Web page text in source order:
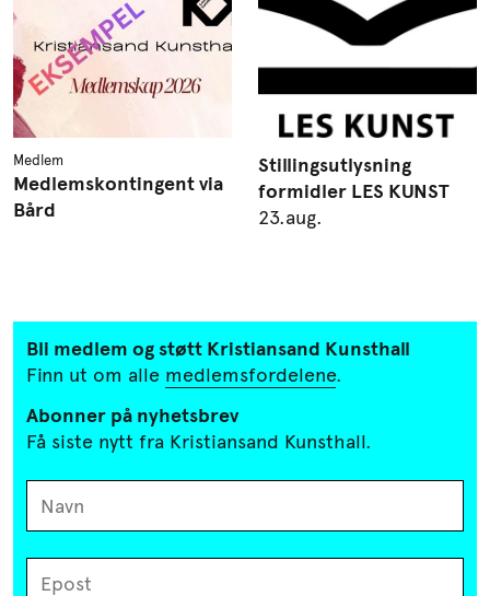
Medlem
Medlemskontingent via
Bård
Stillingsutlysning
formidler LES KUNST
23.aug.
Bli medlem og støtt Kristiansand Kunsthall
Finn ut om alle medlemsfordelene.
Abonner på nyhetsbrev
Få siste nytt fra Kristiansand Kunsthall.